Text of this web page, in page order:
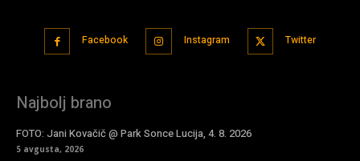
Facebook Instagram Twitter
Najbolj brano
FOTO: Jani Kovačič @ Park Sonce Lucija, 4. 8. 2026
5 avgusta, 2026